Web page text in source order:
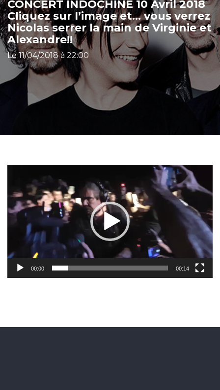
CONCERT INDOCHINE 10 Avril 2018
Cliquez sur l’image et… vous verrez
Nicolas serrer la main de Virginie et
Alexandre!!
Le 11/04/2018 à 22:00
00:00 00:14